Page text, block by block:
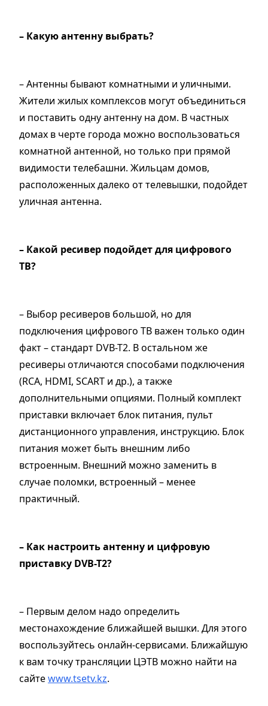
– Какую антенну выбрать?
– Антенны бывают комнатными и уличными.
Жители жилых комплексов могут объединиться
и поставить одну антенну на дом. В частных
домах в черте города можно воспользоваться
комнатной антенной, но только при прямой
видимости телебашни. Жильцам домов,
расположенных далеко от телевышки, подойдет
уличная антенна.
– Какой ресивер подойдет для цифрового
ТВ?
– Выбор ресиверов большой, но для
подключения цифрового ТВ важен только один
факт – стандарт DVB-T2. В остальном же
ресиверы отличаются способами подключения
(RCA, HDMI, SCART и др.), а также
дополнительными опциями. Полный комплект
приставки включает блок питания, пульт
дистанционного управления, инструкцию. Блок
питания может быть внешним либо
встроенным. Внешний можно заменить в
случае поломки, встроенный – менее
практичный.
– Как настроить антенну и цифровую
приставку DVB-T2?
– Первым делом надо определить
местонахождение ближайшей вышки. Для этого
воспользуйтесь онлайн-сервисами. Ближайшую
к вам точку трансляции ЦЭТВ можно найти на
сайтеwww.tsetv.kz.